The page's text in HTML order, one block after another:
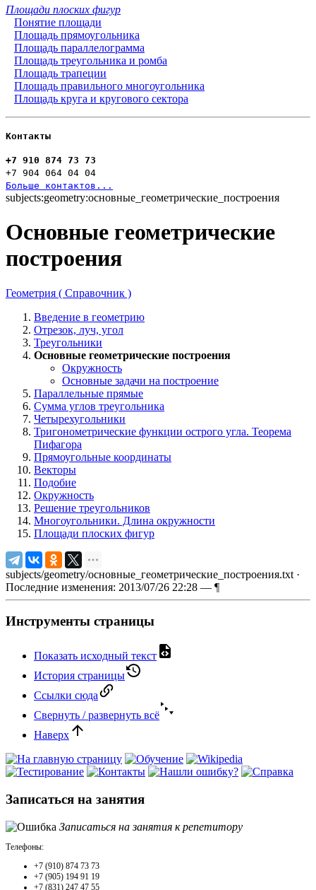
Площади плоских фигур
Понятие площади
Площадь прямоугольника
Площадь параллелограмма
Площадь треугольника и ромба
Площадь трапеции
Площадь правильного многоугольника
Площадь круга и кругового сектора
Контакты
+7 910 874 73 73
+7 904 064 04 04
Больше контактов...
subjects:geometry:основные_геометрические_построения
Основные геометрические
построения
Геометрия ( Справочник )
Введение в геометрию
Отрезок, луч, угол
Треугольники
Основные геометрические построения
Окружность
Основные задачи на построение
Параллельные прямые
Сумма углов треугольника
Четырехугольники
Тригонометрические функции острого угла. Теорема
Пифагора
Прямоугольные координаты
Векторы
Подобие
Окружность
Решение треугольников
Многоугольники. Длина окружности
Площади плоских фигур
subjects/geometry/основные_геометрические_построения.txt ·
Последние изменения: 2013/07/26 22:28 — ¶
Инструменты страницы
Показать исходный текст
История страницы
Ссылки сюда
Свернуть / развернуть всё
Наверх
Записаться на занятия
Записаться на занятия к репетитору
Телефоны:
+7 (910) 874 73 73
+7 (905) 194 91 19
+7 (831) 247 47 55